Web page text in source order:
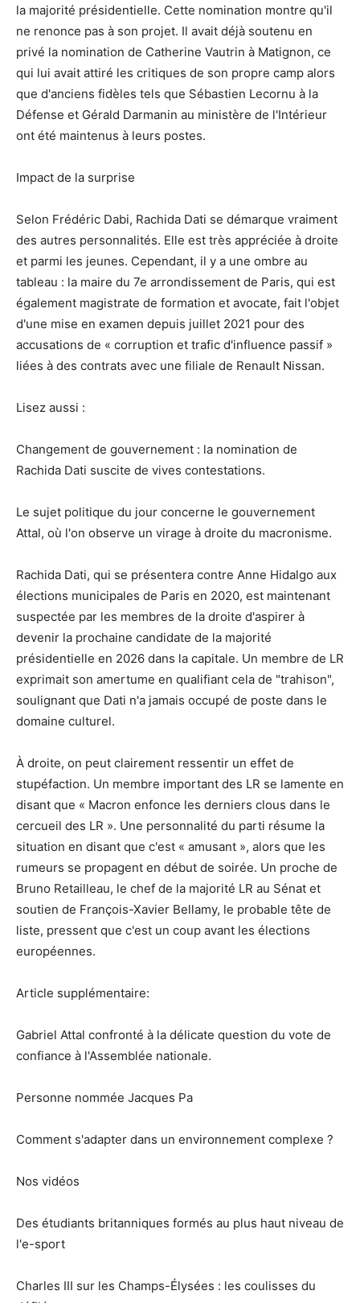
la majorité présidentielle. Cette nomination montre qu'il
ne renonce pas à son projet. Il avait déjà soutenu en
privé la nomination de Catherine Vautrin à Matignon, ce
qui lui avait attiré les critiques de son propre camp alors
que d'anciens fidèles tels que Sébastien Lecornu à la
Défense et Gérald Darmanin au ministère de l'Intérieur
ont été maintenus à leurs postes.
Impact de la surprise
Selon Frédéric Dabi, Rachida Dati se démarque vraiment
des autres personnalités. Elle est très appréciée à droite
et parmi les jeunes. Cependant, il y a une ombre au
tableau : la maire du 7e arrondissement de Paris, qui est
également magistrate de formation et avocate, fait l'objet
d'une mise en examen depuis juillet 2021 pour des
accusations de « corruption et trafic d'influence passif »
liées à des contrats avec une filiale de Renault Nissan.
Lisez aussi :
Changement de gouvernement : la nomination de
Rachida Dati suscite de vives contestations.
Le sujet politique du jour concerne le gouvernement
Attal, où l'on observe un virage à droite du macronisme.
Rachida Dati, qui se présentera contre Anne Hidalgo aux
élections municipales de Paris en 2020, est maintenant
suspectée par les membres de la droite d'aspirer à
devenir la prochaine candidate de la majorité
présidentielle en 2026 dans la capitale. Un membre de LR
exprimait son amertume en qualifiant cela de "trahison",
soulignant que Dati n'a jamais occupé de poste dans le
domaine culturel.
À droite, on peut clairement ressentir un effet de
stupéfaction. Un membre important des LR se lamente en
disant que « Macron enfonce les derniers clous dans le
cercueil des LR ». Une personnalité du parti résume la
situation en disant que c'est « amusant », alors que les
rumeurs se propagent en début de soirée. Un proche de
Bruno Retailleau, le chef de la majorité LR au Sénat et
soutien de François-Xavier Bellamy, le probable tête de
liste, pressent que c'est un coup avant les élections
européennes.
Article supplémentaire:
Gabriel Attal confronté à la délicate question du vote de
confiance à l'Assemblée nationale.
Personne nommée Jacques Pa
Comment s'adapter dans un environnement complexe ?
Nos vidéos
Des étudiants britanniques formés au plus haut niveau de
l'e-sport
Charles III sur les Champs-Élysées : les coulisses du